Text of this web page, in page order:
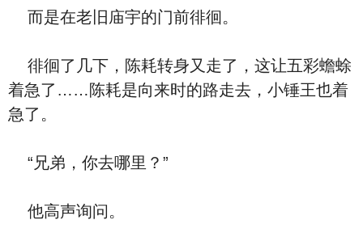
而是在老旧庙宇的门前徘徊。
徘徊了几下，陈耗转身又走了，这让五彩蟾蜍
着急了……陈耗是向来时的路走去，小锤王也着
急了。
“兄弟，你去哪里？”
他高声询问。